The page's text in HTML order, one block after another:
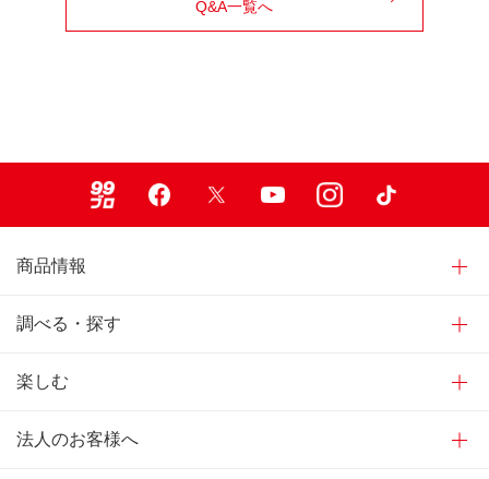
Q&A一覧へ
商品情報
調べる・探す
楽しむ
法人のお客様へ